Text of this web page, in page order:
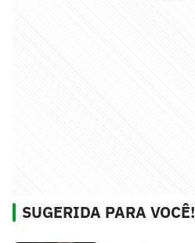
SUGERIDA PARA VOCÊ!